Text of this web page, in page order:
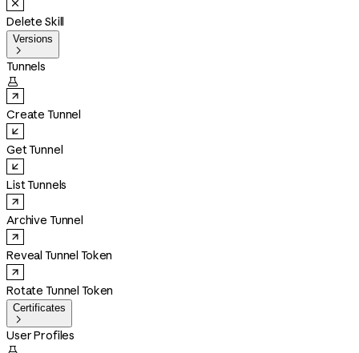
Delete Skill
Versions

Tunnels

Create Tunnel
Get Tunnel
List Tunnels
Archive Tunnel
Reveal Tunnel Token
Rotate Tunnel Token
Certificates

User Profiles